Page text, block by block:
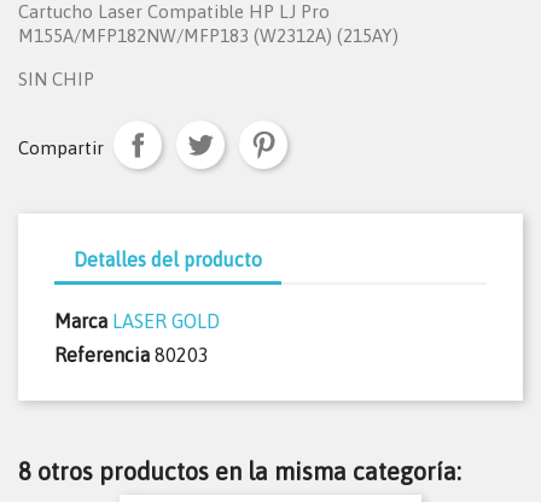
Cartucho Laser Compatible HP LJ Pro
M155A/MFP182NW/MFP183 (W2312A) (215AY)
SIN CHIP
Compartir
Detalles del producto
Marca LASER GOLD
Referencia 80203
8 otros productos en la misma categoría: